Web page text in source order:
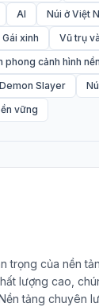
AI
Núi ở Việt
Gái xinh
Vũ trụ
phong cảnh hình nền
Demon Slayer
vững
trọng của nền
lượng cao,
tảng chuyên